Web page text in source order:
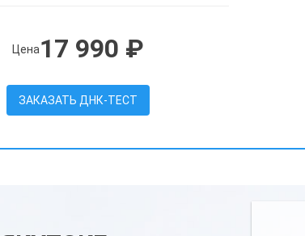
Цена17 990 ₽
ЗАКАЗАТЬ ДНК-ТЕСТ